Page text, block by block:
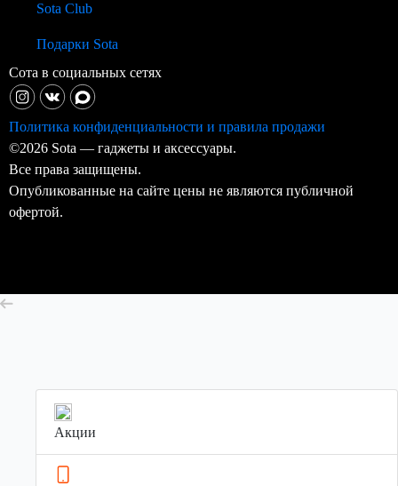
Sota Club
Подарки Sota
Сота в социальных сетях
Политика конфиденциальности и правила продажи
©2026 Sota — гаджеты и аксессуары.
Все права защищены.
Опубликованные на сайте цены не являются публичной
офертой.
Акции